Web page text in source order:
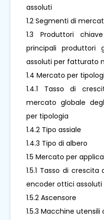
assoluti
1.2 Segmenti di
1.3 Produttori
principali produttori
assoluti per fatturato
1.4 Mercato per
1.4.1 Tasso di
mercato globale
per tipologia
1.4.2 Tipo assiale
1.4.3 Tipo di albero
1.5 Mercato per
1.5.1 Tasso di
encoder ottici assoluti
1.5.2 Ascensore
1.5.3 Macchine